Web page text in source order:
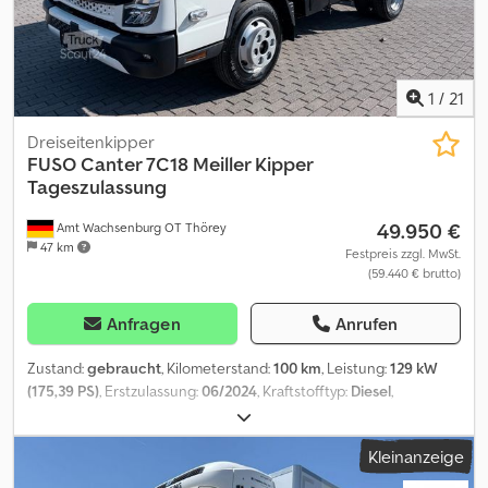
1 / 21
Amt Wachsenburg OT Thörey
47 km
Dreiseitenkipper
FUSOCanter 7C18 Meiller Kipper
Tageszulassung
49.950 €
Festpreis zzgl. MwSt.
(59.440 € brutto)
Anfragen Anrufen
Zustand:gebraucht, Kilometerstand:100 km, Leistung:129 kW
(175,39 PS), Erstzulassung:06/2024, Kraftstofftyp: Diesel,
, Farbe:Weiß
Laderaumlänge:3.600 mm, Laderaumbreite:2.000 mm,
, Baujahr: , Ausstattung:ABS,
Klimaanlage, Rußfilter, Zentralverriegelung, Fuso Canter 7C18
Kleinanzeige